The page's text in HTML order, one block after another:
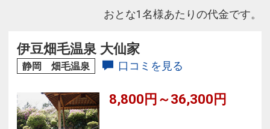
おとな1名様あたりの代金です。
伊豆畑毛温泉 大仙家
静岡 畑毛温泉 口コミを見る
8,800円～36,300円